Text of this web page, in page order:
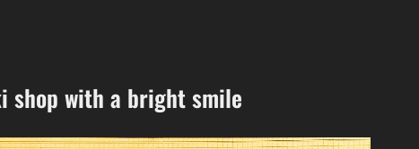
shop with a bright smile